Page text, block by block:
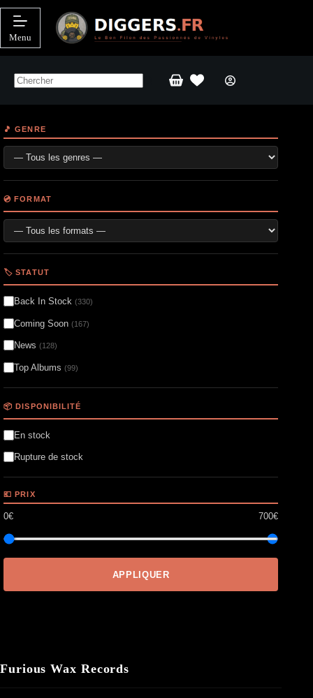
Passer
contenu
Menu
Panier
Furious Wax Records
🎵 GENRE
💿 FORMAT
🏷️ STATUT
Back In Stock (330)
Coming Soon (167)
News (128)
Top Albums (99)
📦 DISPONIBILITÉ
En stock
Rupture de stock
💶 PRIX
0€ 700€
APPLIQUER